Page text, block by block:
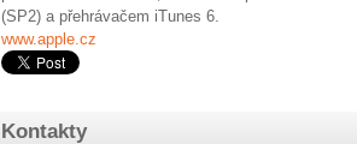
(SP2) a přehrávačem iTunes 6.
www.apple.cz
Kontakty